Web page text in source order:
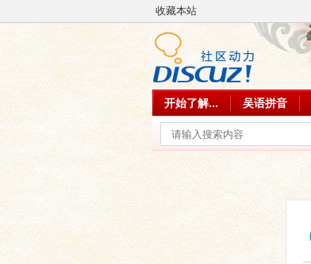
收藏本站
开始了解... 吴语拼音